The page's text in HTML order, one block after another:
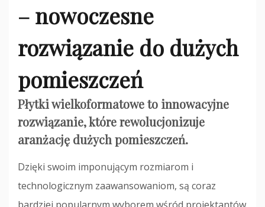
– nowoczesne
rozwiązanie do dużych
pomieszczeń
Płytki wielkoformatowe to innowacyjne
rozwiązanie, które rewolucjonizuje
aranżację dużych pomieszczeń.
Dzięki swoim imponującym rozmiarom i
technologicznym zaawansowaniom, są coraz